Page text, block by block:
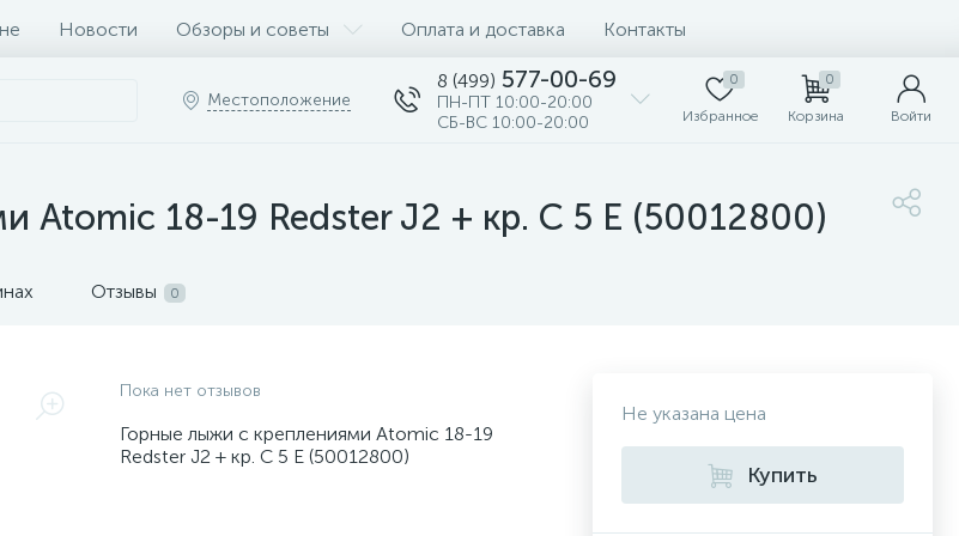
Новости Обзоры и советы Оплата и доставка Контакты
Местоположение
8 (499) 577-00-69
ПН-ПТ 10:00-20:00
СБ-ВС 10:00-20:00
0
Избранное
0
Корзина Войти
Atomic 18-19 Redster J2 + кр. C 5 E (50012800)
Отзывы 0
Пока нет отзывов
Горные лыжи с креплениями Atomic 18-19
Redster J2 + кр. C 5 E (50012800)
Не указана цена
Купить